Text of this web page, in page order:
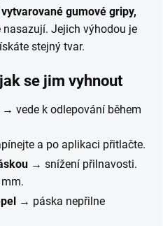
vytvarované gumové gripy,
nasazují. Jejich výhodou je
stejný tvar.
se jim vyhnout
→ vede k odlepování během
a po aplikaci přitlačte.
→ snížení přilnavosti.
→ páska nepřilne